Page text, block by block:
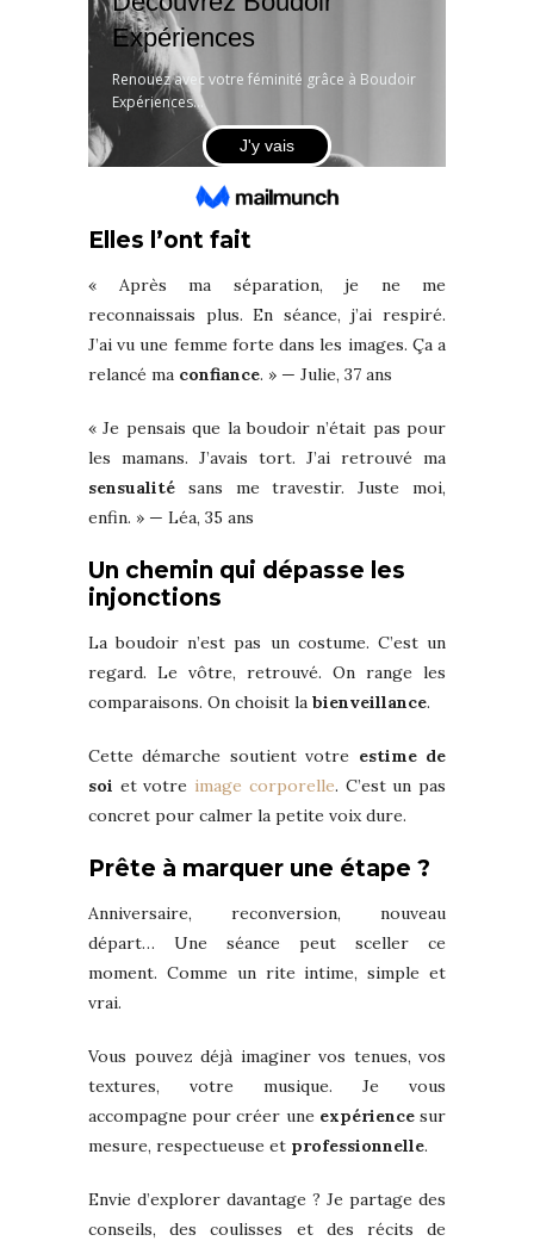
Elles l’ont fait
« Après ma séparation, je ne me
reconnaissais plus. En séance, j’ai respiré.
J’ai vu une femme forte dans les images. Ça a
relancé ma confiance. » — Julie, 37 ans
« Je pensais que la boudoir n’était pas pour
les mamans. J’avais tort. J’ai retrouvé ma
sensualité sans me travestir. Juste moi,
enfin. » — Léa, 35 ans
Un chemin qui dépasse les
injonctions
La boudoir n’est pas un costume. C’est un
regard. Le vôtre, retrouvé. On range les
comparaisons. On choisit la bienveillance.
Cette démarche soutient votre estime de
soi et votre image corporelle. C’est un pas
concret pour calmer la petite voix dure.
Prête à marquer une étape ?
Anniversaire, reconversion, nouveau
départ… Une séance peut sceller ce
moment. Comme un rite intime, simple et
vrai.
Vous pouvez déjà imaginer vos tenues, vos
textures, votre musique. Je vous
accompagne pour créer une expériencesur
mesure, respectueuse et professionnelle.
Envie d’explorer davantage ? Je partage des
conseils, des coulisses et des récits de